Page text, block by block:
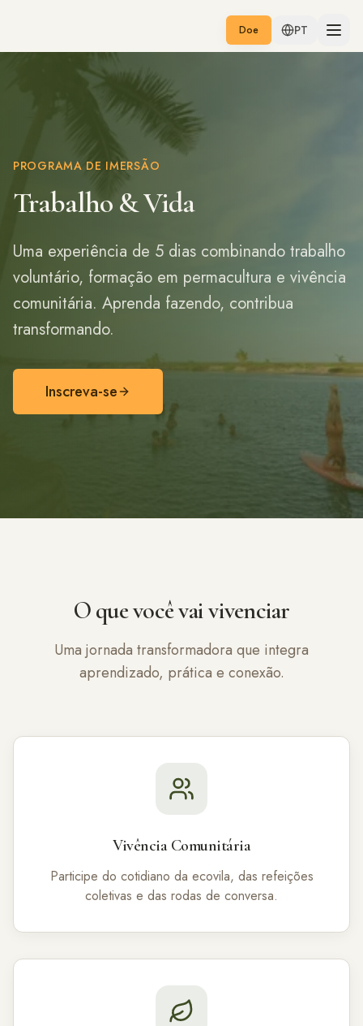
Doe PT
PROGRAMA DE IMERSÃO
Trabalho & Vida
Uma experiência de 5 dias combinando trabalho
voluntário, formação em permacultura e vivência
comunitária. Aprenda fazendo, contribua
transformando.
Inscreva-se
O que você vai vivenciar
Uma jornada transformadora que integra
aprendizado, prática e conexão.
Vivência Comunitária
Participe do cotidiano da ecovila, das refeições
coletivas e das rodas de conversa.